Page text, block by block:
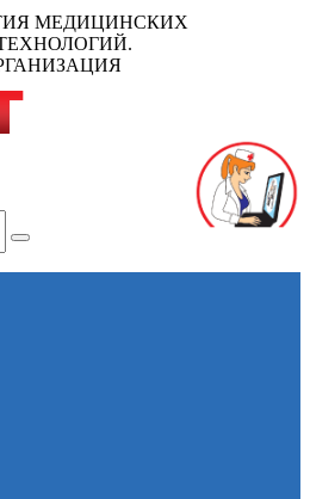
МЕДИЦИНСКИХ